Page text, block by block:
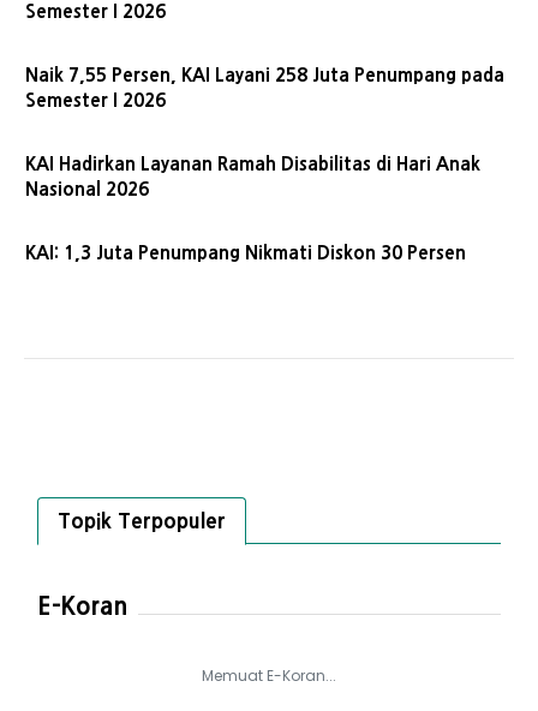
Semester I 2026
Naik 7,55 Persen, KAI Layani 258 Juta Penumpang pada
Semester I 2026
KAI Hadirkan Layanan Ramah Disabilitas di Hari Anak
Nasional 2026
KAI: 1,3 Juta Penumpang Nikmati Diskon 30 Persen
Topik Terpopuler
E-Koran
Memuat E-Koran...